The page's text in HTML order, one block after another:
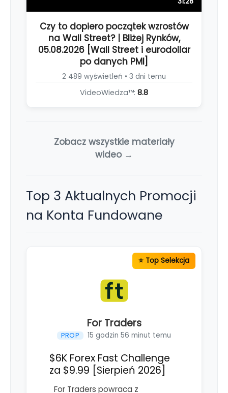
Czy to dopiero początek wzrostów
na Wall Street? | Bliżej Rynków,
05.08.2026 [Wall Street i eurodollar
po danych PMI]
2 489 wyświetleń • 3 dni temu
VideoWiedza™: 8.8
Zobacz wszystkie materiały
wideo →
Top 3 Aktualnych Promocji
na Konta Fundowane
For Traders
PROP 15 godzin 56 minut temu
$6K Forex Fast Challenge
za $9.99 [Sierpień 2026]
For Traders powraca z